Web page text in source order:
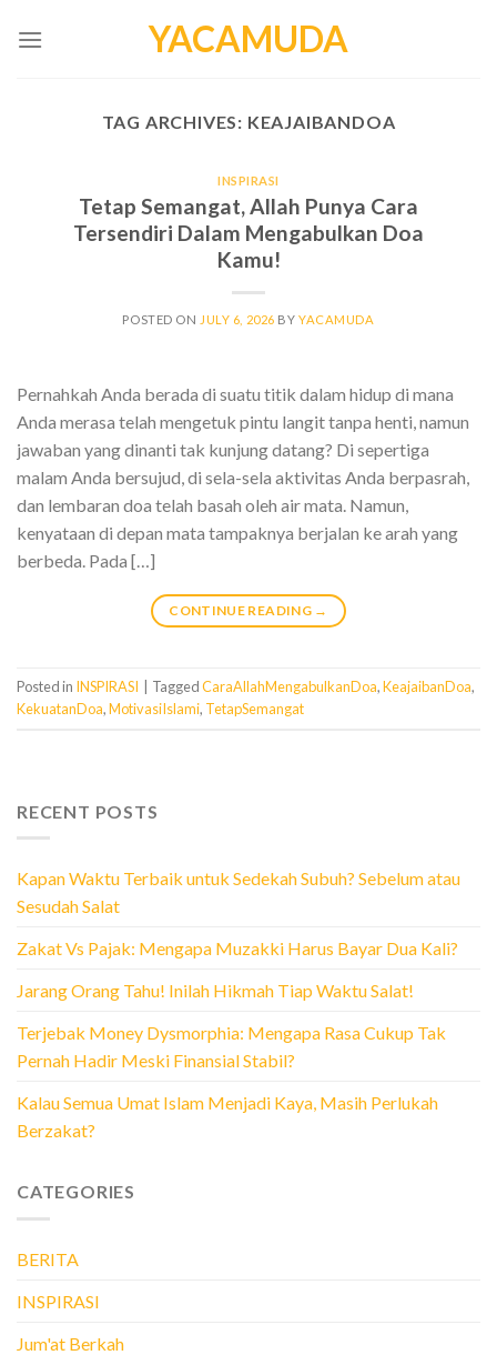
YACAMUDA
TAG ARCHIVES: KEAJAIBANDOA
INSPIRASI
Tetap Semangat, Allah Punya Cara
Tersendiri Dalam Mengabulkan Doa
Kamu!
POSTED ON JULY 6, 2026 BYYACAMUDA
Pernahkah Anda berada di suatu titik dalam hidup di mana
Anda merasa telah mengetuk pintu langit tanpa henti, namun
jawaban yang dinanti tak kunjung datang? Di sepertiga
malam Anda bersujud, di sela-sela aktivitas Anda berpasrah,
dan lembaran doa telah basah oleh air mata. Namun,
kenyataan di depan mata tampaknya berjalan ke arah yang
berbeda. Pada […]
CONTINUE READING →
Posted in INSPIRASI TaggedCaraAllahMengabulkanDoa,KeajaibanDoa,
KekuatanDoa,MotivasiIslami, TetapSemangat
RECENT POSTS
Kapan Waktu Terbaik untuk Sedekah Subuh? Sebelum atau
Sesudah Salat
Zakat Vs Pajak: Mengapa Muzakki Harus Bayar Dua Kali?
Jarang Orang Tahu! Inilah Hikmah Tiap Waktu Salat!
Terjebak Money Dysmorphia: Mengapa Rasa Cukup Tak
Pernah Hadir Meski Finansial Stabil?
Kalau Semua Umat Islam Menjadi Kaya, Masih Perlukah
Berzakat?
CATEGORIES
BERITA
INSPIRASI
Jum'at Berkah